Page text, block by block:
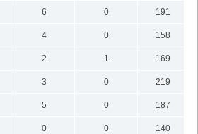
6 0
191
4 0
158
2 1
169
3 0
219
5 0
187
0 0
140